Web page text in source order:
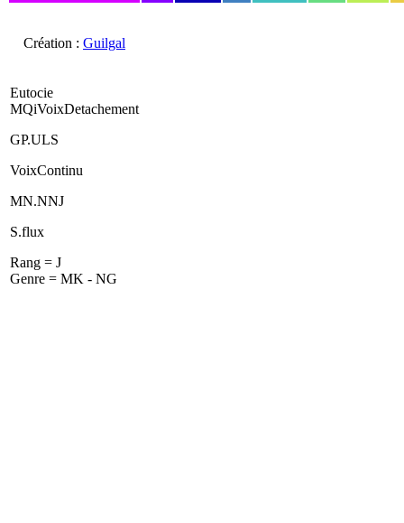
Création : Guilgal
Eutocie
MQiVoixDetachement
GP.ULS
VoixContinu
MN.NNJ
S.flux
Rang = J
Genre = MK - NG